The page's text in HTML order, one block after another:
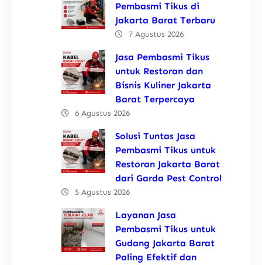
Pembasmi Tikus di
Jakarta Barat Terbaru
7 Agustus 2026
Jasa Pembasmi Tikus
untuk Restoran dan
Bisnis Kuliner Jakarta
Barat Terpercaya
6 Agustus 2026
Solusi Tuntas Jasa
Pembasmi Tikus untuk
Restoran Jakarta Barat
dari Garda Pest Control
5 Agustus 2026
Layanan Jasa
Pembasmi Tikus untuk
Gudang Jakarta Barat
Paling Efektif dan